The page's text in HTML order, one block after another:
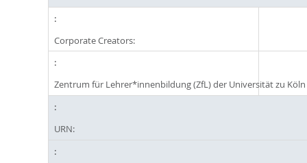
Corporate Creators:
Zentrum für Lehrer*innenbildung (ZfL) der Universität zu Köln
URN: